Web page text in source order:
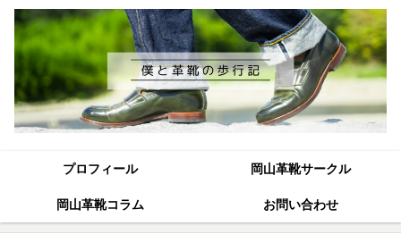
プロフィール 岡山革靴サークル
岡山革靴コラム お問い合わせ